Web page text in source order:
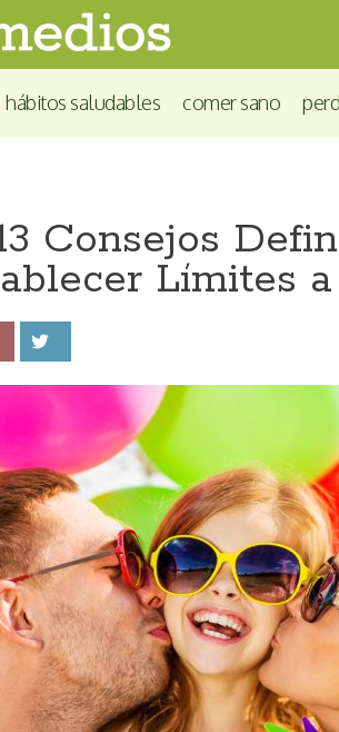
hábitos saludables comer sano
Consejos
Límites